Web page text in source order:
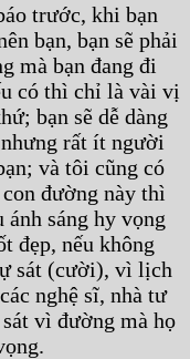
trước, khi bạn
bạn, bạn sẽ phải
mà bạn đang đi
có thì chỉ là vài vị
bạn sẽ dễ dàng
rất ít người
và tôi cũng có
đường này thì
ánh sáng hy vọng
đẹp, nếu không
sát (cười), vì lịch
nghệ sĩ, nhà tư
vì đường mà họ